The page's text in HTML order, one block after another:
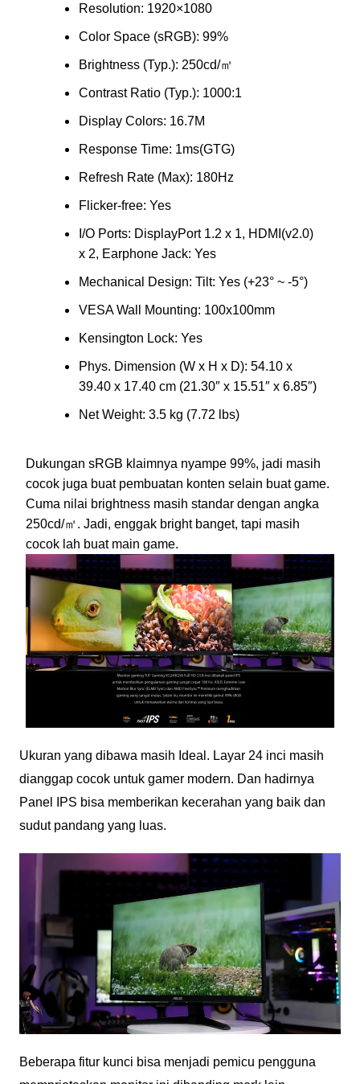
Resolution: 1920×1080
Color Space (sRGB): 99%
Brightness (Typ.): 250cd/㎡
Contrast Ratio (Typ.): 1000:1
Display Colors: 16.7M
Response Time: 1ms(GTG)
Refresh Rate (Max): 180Hz
Flicker-free: Yes
I/O Ports: DisplayPort 1.2 x 1, HDMI(v2.0)
x 2, Earphone Jack: Yes
Mechanical Design: Tilt: Yes (+23° ~ -5°)
VESA Wall Mounting: 100x100mm
Kensington Lock: Yes
Phys. Dimension (W x H x D): 54.10 x
39.40 x 17.40 cm (21.30″ x 15.51″ x 6.85″)
Net Weight: 3.5 kg (7.72 lbs)
Dukungan sRGB klaimnya nyampe 99%, jadi masih
cocok juga buat pembuatan konten selain buat game.
Cuma nilai brightness masih standar dengan angka
250cd/㎡. Jadi, enggak bright banget, tapi masih
cocok lah buat main game.
Ukuran yang dibawa masih Ideal. Layar 24 inci masih
dianggap cocok untuk gamer modern. Dan hadirnya
Panel IPS bisa memberikan kecerahan yang baik dan
sudut pandang yang luas.
Beberapa fitur kunci bisa menjadi pemicu pengguna